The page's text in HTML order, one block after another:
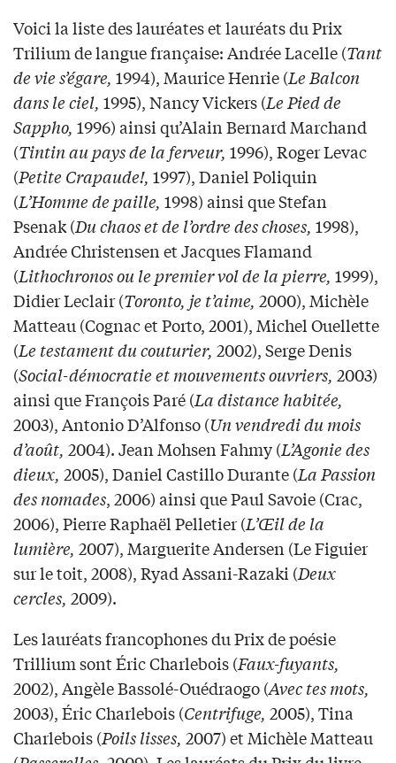
Voici la liste des lauréates et lauréats du Prix
Trilium de langue française: Andrée Lacelle (Tant
de vie s’égare, 1994), Maurice Henrie (Le Balcon
dans le ciel, 1995), Nancy Vickers (Le Pied de
Sappho, 1996) ainsi qu’Alain Bernard Marchand
(Tintin au pays de la ferveur, 1996), Roger Levac
(Petite Crapaude!, 1997), Daniel Poliquin
(L’Homme de paille, 1998) ainsi que Stefan
Psenak (Du chaos et de l’ordre des choses, 1998),
Andrée Christensen et Jacques Flamand
(Lithochronos ou le premier vol de la pierre, 1999),
Didier Leclair (Toronto, je t’aime, 2000), Michèle
Matteau (Cognac et Porto, 2001), Michel Ouellette
(Le testament du couturier, 2002), Serge Denis
(Social-démocratie et mouvements ouvriers, 2003)
ainsi que François Paré (La distance habitée,
2003), Antonio D’Alfonso (Un vendredi du mois
d’août, 2004). Jean Mohsen Fahmy (L’Agonie des
dieux, 2005), Daniel Castillo Durante (La Passion
des nomades, 2006) ainsi que Paul Savoie (Crac,
2006), Pierre Raphaël Pelletier (L’Œil de la
lumière, 2007), Marguerite Andersen (Le Figuier
sur le toit, 2008), Ryad Assani-Razaki (Deux
cercles, 2009).
Les lauréats francophones du Prix de poésie
Trillium sont Éric Charlebois (Faux-fuyants,
2002), Angèle Bassolé-Ouédraogo (Avec tes mots,
2003), Éric Charlebois (Centrifuge, 2005), Tina
Charlebois (Poils lisses, 2007) et Michèle Matteau